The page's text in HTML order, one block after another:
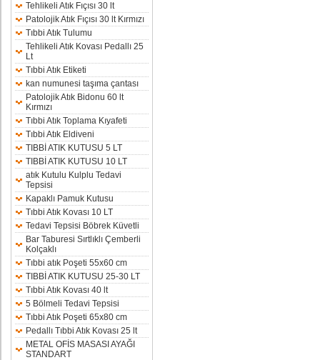
Tehlikeli Atık Fıçısı 30 lt
Patolojik Atık Fıçısı 30 lt Kırmızı
Tıbbi Atık Tulumu
Tehlikeli Atık Kovası Pedallı 25
Lt
Tıbbi Atık Etiketi
kan numunesi taşıma çantası
Patolojik Atık Bidonu 60 lt
Kırmızı
Tıbbi Atık Toplama Kıyafeti
Tıbbi Atık Eldiveni
TIBBİ ATIK KUTUSU 5 LT
TIBBİ ATIK KUTUSU 10 LT
atık Kutulu Kulplu Tedavi
Tepsisi
Kapaklı Pamuk Kutusu
Tıbbi Atık Kovası 10 LT
Tedavi Tepsisi Böbrek Küvetli
Bar Taburesi Sırtlıklı Çemberli
Kolçaklı
Tıbbi atık Poşeti 55x60 cm
TIBBİ ATIK KUTUSU 25-30 LT
Tıbbi Atık Kovası 40 lt
5 Bölmeli Tedavi Tepsisi
Tıbbi Atık Poşeti 65x80 cm
Pedallı Tıbbi Atık Kovası 25 lt
METAL OFİS MASASI AYAĞI
STANDART